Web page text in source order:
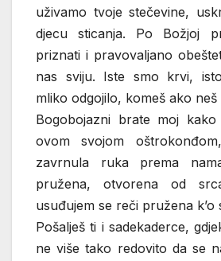
uživamo tvoje stečevine,
djecu sticanja. Po Božjoj
priznati i pravovaljano
nas sviju. Iste smo krvi,
mliko odgojilo, komeš ako neš
Bogobojazni brate moj
ovom svojom
zavrnula ruka prema
pružena, otvorena od
usuđujem se reči pružena k’o
Pošalješ ti i sadekaderce,
ne više tako redovito da se